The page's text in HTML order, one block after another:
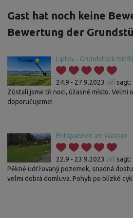
Gast hat noch keine
Bewertung der
Liptov - Grundstück mit
24.9 - 27.9.2023 Jiří sagt:
Zůstali jsme tři noci, úžasné místo. Velmi
doporučujeme!
Entspannen am Wasser
22.9 - 23.9.2023 Jiří sagt:
Pěkně udržovaný pozemek, snadná
velmi dobrá domluva. Pohyb po blízké